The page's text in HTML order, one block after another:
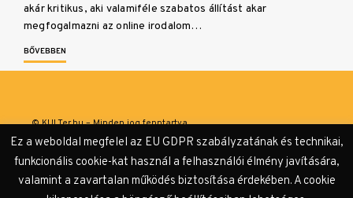
akár kritikus, aki valamiféle szabatos állítást akar
megfogalmazni az online irodalom…
BŐVEBBEN
© KULTer.hu – Minden jog fenntartva
Adatvédelmi tájékoztató
Ez a weboldal megfelel az EU GDPR szabályzatának és technikai,
funkcionális cookie-kat használ a felhasználói élmény javítására,
valamint a zavartalan működés biztosítása érdekében. A cookie